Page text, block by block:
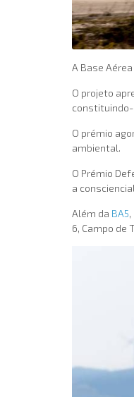
A Base Aérea
O projeto
O prémio
ambiental.
O Prémio
a
Além da BA5
6, Campo de